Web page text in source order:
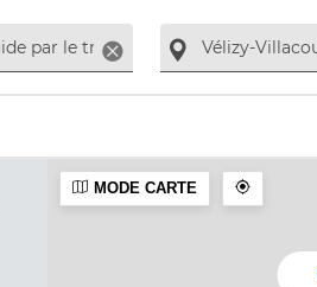
Supprimer
MODE CARTE